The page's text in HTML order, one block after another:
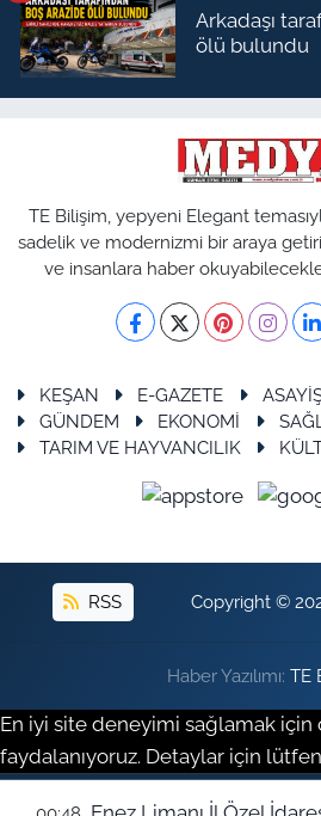
Arkadaşı
ölü bulundu
TE Bilişim, yepyeni Elegant
sadelik ve modernizmi bir araya
ve insanlara haber
KEŞAN E-GAZETE
GÜNDEM
EKONOMİ
TARIM VE HAYVANCILIK
RSS Copyright ©
Haber Yazılımı: TE
En iyi site deneyimi sağlamak için
faydalanıyoruz. Detaylar için lütfen